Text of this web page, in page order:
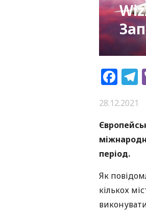
28.12.2021
період.
Як
кількох